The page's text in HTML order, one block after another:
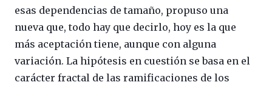
esas dependencias de tamaño, propuso una
nueva que, todo hay que decirlo, hoy es la que
más aceptación tiene, aunque con alguna
variación. La hipótesis en cuestión se basa en el
carácter fractal de las ramificaciones de los